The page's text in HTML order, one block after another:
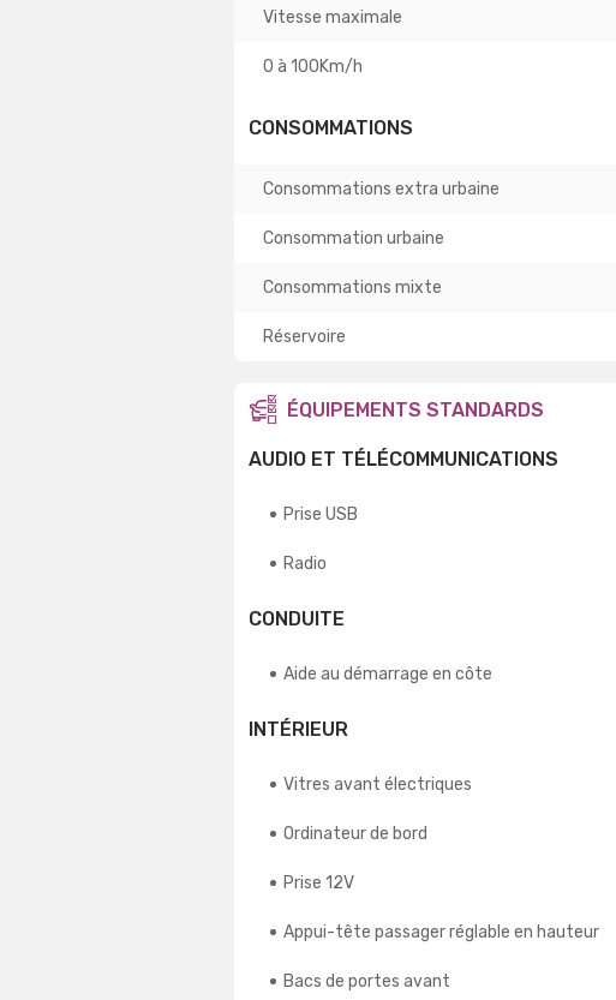
Vitesse maximale
0 à 100Km/h
CONSOMMATIONS
Consommations extra urbaine
Consommation urbaine
Consommations mixte
Réservoire
ÉQUIPEMENTS STANDARDS
AUDIO ET TÉLÉCOMMUNICATIONS
Prise USB
Radio
CONDUITE
Aide au démarrage en côte
INTÉRIEUR
Vitres avant électriques
Ordinateur de bord
Prise 12V
Appui-tête passager réglable en hauteur
Bacs de portes avant